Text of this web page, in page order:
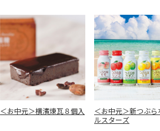
＜お中元＞横濱煉瓦８個入
＜お中元＞新つぶら
ルスターズ